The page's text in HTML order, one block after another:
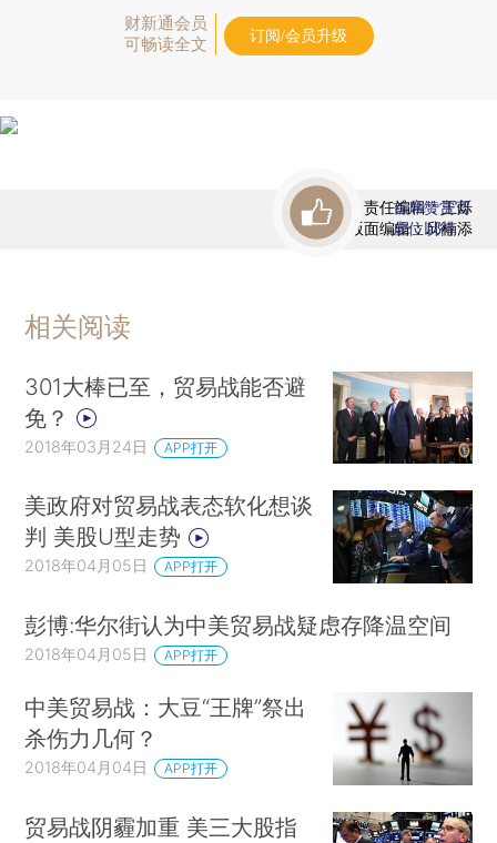
财新通会员
可畅读全文
订阅/会员升级
责任编辑：王烁
版面编辑：邱楠添
首席赞赏官
虚位以待
相关阅读
301大棒已至，贸易战能否避
免？
2018年03月24日 APP打开
美政府对贸易战表态软化想谈
判 美股U型走势
2018年04月05日 APP打开
彭博:华尔街认为中美贸易战疑虑存降温空间
2018年04月05日 APP打开
中美贸易战：大豆“王牌”祭出
杀伤力几何？
2018年04月04日 APP打开
贸易战阴霾加重 美三大股指